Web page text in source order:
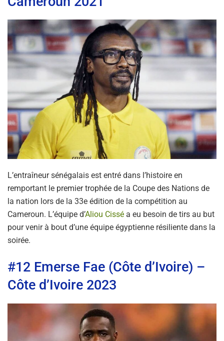
L’entraîneur sénégalais est entré dans l’histoire en
remportant le premier trophée de la Coupe des Nations de
la nation lors de la 33e édition de la compétition au
Cameroun. L’équipe d’Aliou Cissé a eu besoin de tirs au but
pour venir à bout d’une équipe égyptienne résiliente dans la
soirée.
#12 Emerse Fae (Côte d’Ivoire) –
Côte d’Ivoire 2023